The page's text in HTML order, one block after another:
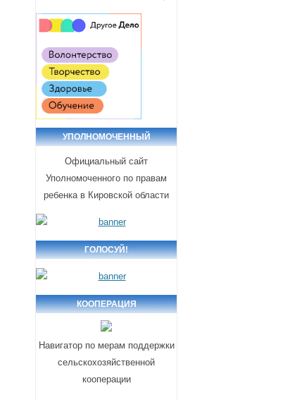
УПОЛНОМОЧЕННЫЙ
Официальный сайт
Уполномоченного по правам
ребенка в Кировской области
ГОЛОСУЙ!
КООПЕРАЦИЯ
Навигатор по мерам поддержки
сельскохозяйственной
кооперации